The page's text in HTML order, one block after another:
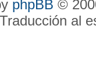
phpBB ©
Traducción al